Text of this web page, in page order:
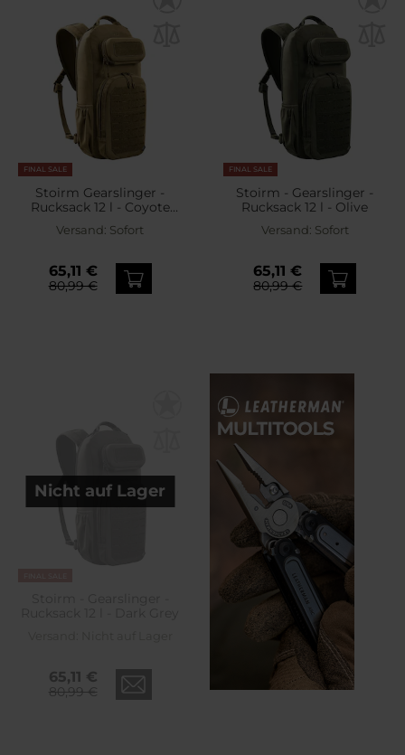
FINAL SALE
Stoirm Gearslinger -
Rucksack 12 l - Coyote
Versand: Sofort
65,11 €
80,99 €
FINAL SALE
Stoirm - Gearslinger -
Rucksack 12 l - Olive
Versand: Sofort
65,11 €
80,99 €
Nicht auf Lager
65,11 €
80,99 €